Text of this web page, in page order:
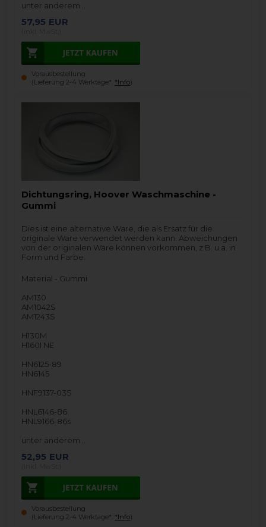
unter anderem…
57,95 EUR
Vorausbestellung
(Lieferung 2-4 Werktage*. *Info)
Dichtungsring, Hoover Waschmaschine -
Gummi
Dies ist eine alternative Ware, die als Ersatz für die
originale Ware verwendet werden kann. Abweichungen
von der originalen Ware können vorkommen, z.B. u.a. in
Form und Farbe.
Material - Gummi
AM130
AM1042S
AM1243S
H130M
H160I NE
HN6125-89
HN6145
HNF9137-03S
HNL6146-86
HNL9166-86s
unter anderem…
52,95 EUR
Vorausbestellung
(Lieferung 2-4 Werktage*. *Info)